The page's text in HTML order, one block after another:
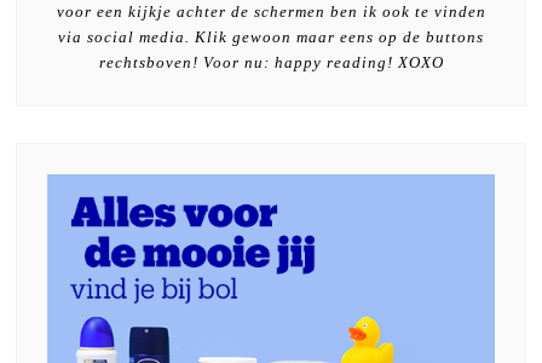
voor een kijkje achter de schermen ben ik ook te vinden
via social media. Klik gewoon maar eens op de buttons
rechtsboven! Voor nu: happy reading! XOXO